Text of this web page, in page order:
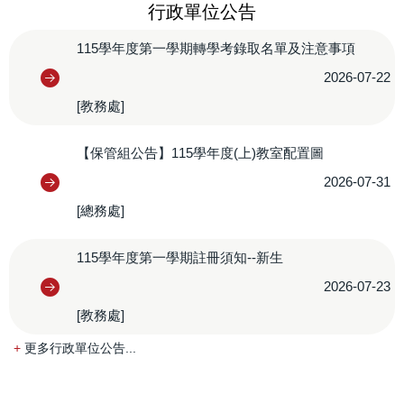
行政單位公告
115學年度第一學期轉學考錄取名單及注意事項
2026-07-22
[教務處]
【保管組公告】115學年度(上)教室配置圖
2026-07-31
[總務處]
115學年度第一學期註冊須知--新生
2026-07-23
[教務處]
更多行政單位公告...